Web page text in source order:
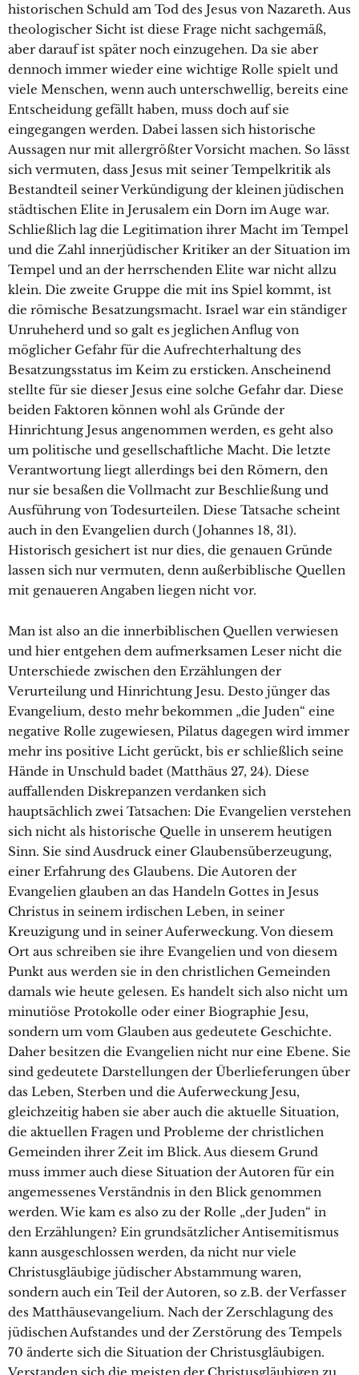
historischen Schuld am Tod des Jesus von Nazareth. Aus
theologischer Sicht ist diese Frage nicht sachgemäß,
aber darauf ist später noch einzugehen. Da sie aber
dennoch immer wieder eine wichtige Rolle spielt und
viele Menschen, wenn auch unterschwellig, bereits eine
Entscheidung gefällt haben, muss doch auf sie
eingegangen werden. Dabei lassen sich historische
Aussagen nur mit allergrößter Vorsicht machen. So lässt
sich vermuten, dass Jesus mit seiner Tempelkritik als
Bestandteil seiner Verkündigung der kleinen jüdischen
städtischen Elite in Jerusalem ein Dorn im Auge war.
Schließlich lag die Legitimation ihrer Macht im Tempel
und die Zahl innerjüdischer Kritiker an der Situation im
Tempel und an der herrschenden Elite war nicht allzu
klein. Die zweite Gruppe die mit ins Spiel kommt, ist
die römische Besatzungsmacht. Israel war ein ständiger
Unruheherd und so galt es jeglichen Anflug von
möglicher Gefahr für die Aufrechterhaltung des
Besatzungsstatus im Keim zu ersticken. Anscheinend
stellte für sie dieser Jesus eine solche Gefahr dar. Diese
beiden Faktoren können wohl als Gründe der
Hinrichtung Jesus angenommen werden, es geht also
um politische und gesellschaftliche Macht. Die letzte
Verantwortung liegt allerdings bei den Römern, den
nur sie besaßen die Vollmacht zur Beschließung und
Ausführung von Todesurteilen. Diese Tatsache scheint
auch in den Evangelien durch (Johannes 18, 31).
Historisch gesichert ist nur dies, die genauen Gründe
lassen sich nur vermuten, denn außerbiblische Quellen
mit genaueren Angaben liegen nicht vor.
Man ist also an die innerbiblischen Quellen verwiesen
und hier entgehen dem aufmerksamen Leser nicht die
Unterschiede zwischen den Erzählungen der
Verurteilung und Hinrichtung Jesu. Desto jünger das
Evangelium, desto mehr bekommen „die Juden“ eine
negative Rolle zugewiesen, Pilatus dagegen wird immer
mehr ins positive Licht gerückt, bis er schließlich seine
Hände in Unschuld badet (Matthäus 27, 24). Diese
auffallenden Diskrepanzen verdanken sich
hauptsächlich zwei Tatsachen: Die Evangelien verstehen
sich nicht als historische Quelle in unserem heutigen
Sinn. Sie sind Ausdruck einer Glaubensüberzeugung,
einer Erfahrung des Glaubens. Die Autoren der
Evangelien glauben an das Handeln Gottes in Jesus
Christus in seinem irdischen Leben, in seiner
Kreuzigung und in seiner Auferweckung. Von diesem
Ort aus schreiben sie ihre Evangelien und von diesem
Punkt aus werden sie in den christlichen Gemeinden
damals wie heute gelesen. Es handelt sich also nicht um
minutiöse Protokolle oder einer Biographie Jesu,
sondern um vom Glauben aus gedeutete Geschichte.
Daher besitzen die Evangelien nicht nur eine Ebene. Sie
sind gedeutete Darstellungen der Überlieferungen über
das Leben, Sterben und die Auferweckung Jesu,
gleichzeitig haben sie aber auch die aktuelle Situation,
die aktuellen Fragen und Probleme der christlichen
Gemeinden ihrer Zeit im Blick. Aus diesem Grund
muss immer auch diese Situation der Autoren für ein
angemessenes Verständnis in den Blick genommen
werden. Wie kam es also zu der Rolle „der Juden“ in
den Erzählungen? Ein grundsätzlicher Antisemitismus
kann ausgeschlossen werden, da nicht nur viele
Christusgläubige jüdischer Abstammung waren,
sondern auch ein Teil der Autoren, so z.B. der Verfasser
des Matthäusevangelium. Nach der Zerschlagung des
jüdischen Aufstandes und der Zerstörung des Tempels
70 änderte sich die Situation der Christusgläubigen.
Verstanden sich die meisten der Christusgläubigen zu